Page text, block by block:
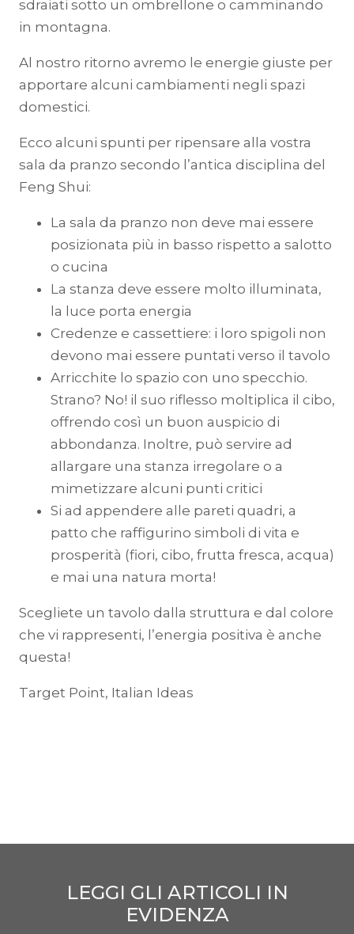
sdraiati sotto un ombrellone o camminando
in montagna.
Al nostro ritorno avremo le energie giuste per
apportare alcuni cambiamenti negli spazi
domestici.
Ecco alcuni spunti per ripensare alla vostra
sala da pranzo secondo l’antica disciplina del
Feng Shui:
La sala da pranzo non deve mai essere
posizionata più in basso rispetto a salotto
o cucina
La stanza deve essere molto illuminata,
la luce porta energia
Credenze e cassettiere: i loro spigoli non
devono mai essere puntati verso il tavolo
Arricchite lo spazio con uno specchio.
Strano? No! il suo riflesso moltiplica il cibo,
offrendo così un buon auspicio di
abbondanza. Inoltre, può servire ad
allargare una stanza irregolare o a
mimetizzare alcuni punti critici
Si ad appendere alle pareti quadri, a
patto che raffigurino simboli di vita e
prosperità (fiori, cibo, frutta fresca, acqua)
e mai una natura morta!
Scegliete un tavolo dalla struttura e dal colore
che vi rappresenti, l’energia positiva è anche
questa!
Target Point, Italian Ideas
LEGGI GLI ARTICOLI IN
EVIDENZA